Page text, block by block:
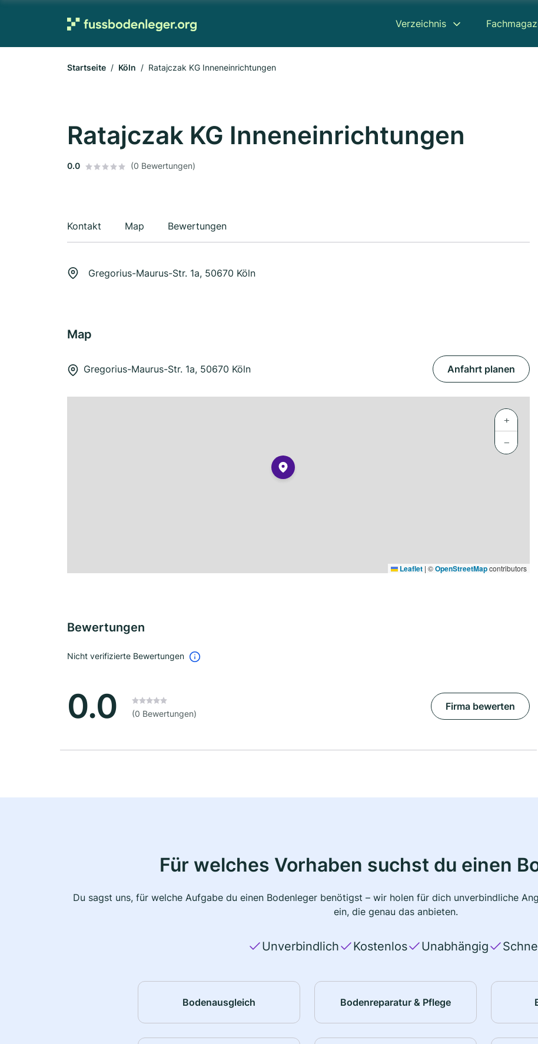
Verzeichnis
Startseite Köln Ratajczak KG Inneneinrichtungen
Ratajczak KG Inneneinrichtungen
0.0 (0 Bewertungen)
Kontakt Map Bewertungen
Gregorius-Maurus-Str. 1a, 50670 Köln
Map
Gregorius-Maurus-Str. 1a, 50670 Köln Anfahrt planen
+
−
Leaflet | ©OpenStreetMapcontributors
Bewertungen
Nicht verifizierte Bewertungen
0.0 (0 Bewertungen)
Firma bewerten
Für welches Vorhaben suchst du einen
Du sagst uns, für welche Aufgabe du einen Bodenleger benötigst – wir holen für dich unverbindliche
ein, die genau das anbieten.
Unverbindlich Kostenlos Unabhängig
Bodenausgleich Bodenreparatur & Pflege